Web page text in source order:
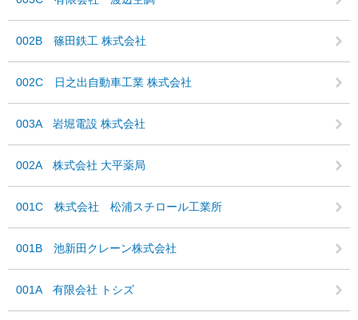
002B 篠田鉄工 株式会社
002C 日之出自動車工業 株式会社
003A 岩堀電設 株式会社
002A 株式会社 大平薬局
001C 株式会社 松浦スチロール工業所
001B 池新田クレーン株式会社
001A 有限会社 トシズ